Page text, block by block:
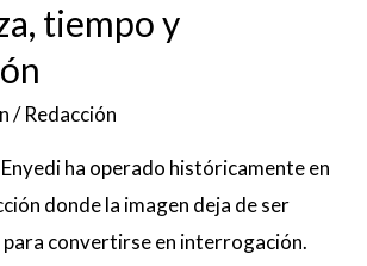
tiempo y
/Redacción
ha operado históricamente en
donde la imagen deja de ser
convertirse en interrogación.